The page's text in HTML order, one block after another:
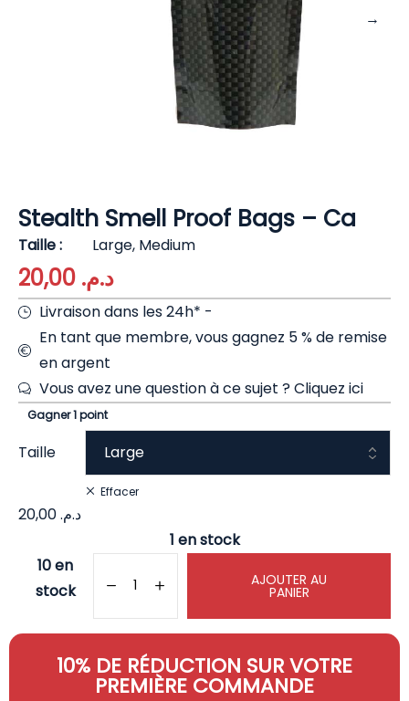
Stealth Smell Proof Bags – Ca
Taille Large, Medium
د.م.
Livraison dans les 24h* -
En tant que membre, vous gagnez 5 % de remise
en argent
Vous avez une question à ce sujet ?Cliquez ici
Gagner 1 point
Taille
Effacer
د.م.
1 en stock
10 en
stock
AJOUTER AU
PANIER
10% DE RÉDUCTION SUR VOTRE
PREMIÈRE COMMANDE